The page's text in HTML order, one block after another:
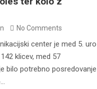
No Comments
center je med 5. uro
klicev, med 57
bilo potrebno posredovanje